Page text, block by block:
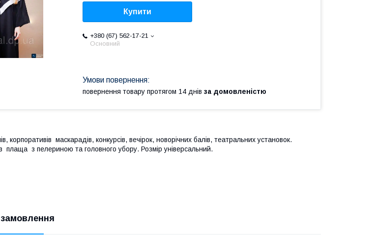
Купити
+380 (67) 562-17-21
Основний
повернення товару протягом 14 днів за домовленістю
корпоративів маскарадів, конкурсів, вечірок, новорічних балів, театральних установок.
плаща з пелериною та головного убору. Розмір універсальний.